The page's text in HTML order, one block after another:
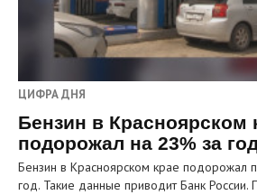
ЦИФРА ДНЯ
Бензин в Красноярском
подорожал на 23% за
Бензин в Красноярском крае подорожал
год. Такие данные приводит Банк России.